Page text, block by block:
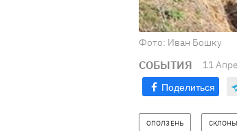
Фото: Иван Бошку
СОБЫТИЯ 11
Поделиться
ОПОЛЗЕНЬ СКЛОНЫ